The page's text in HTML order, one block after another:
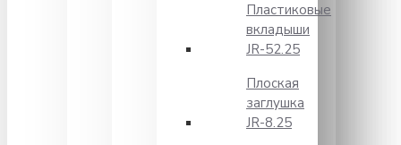
Пластиковые
вкладыши
JR-52.25
Плоская
заглушка
JR-8.25